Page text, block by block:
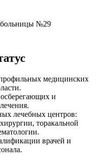
больницы №29
медицинских
и
лечебных центров:
торакальной
врачей и